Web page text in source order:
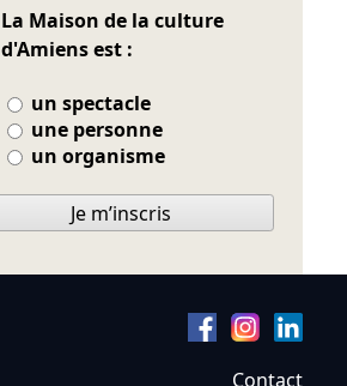
La Maison de la culture
d'Amiens est :
un spectacle
une personne
un organisme
Je m’inscris
Contact